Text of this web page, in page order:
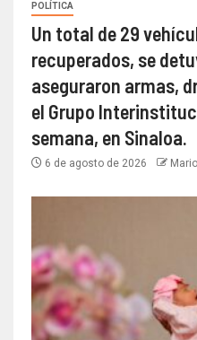
POLÍTICA
Un total de 29
recuperados, se
aseguraron armas,
el Grupo
semana, en Sinaloa.
6 de agosto de 2026 Mario